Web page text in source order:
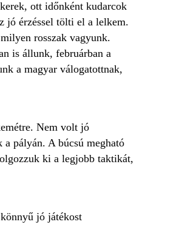
ott időnként kudarcok
jó érzéssel tölti el a lelkem.
rosszak vagyunk.
is állunk, februárban a
a magyar válogatottnak,
Nem volt jó
pályán. A búcsú megható
ki a legjobb taktikát,
jó játékost